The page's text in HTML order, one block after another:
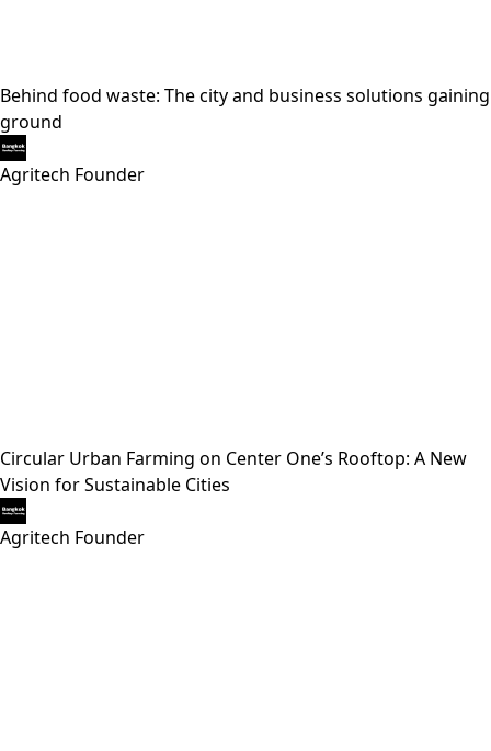
Behind food waste: The city and business solutions gaining
ground
Agritech Founder
Circular Urban Farming on Center One’s Rooftop: A New
Vision for Sustainable Cities
Agritech Founder